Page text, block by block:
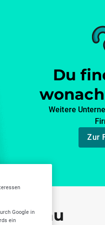
Du
Weitere
Zur
Google in
ein